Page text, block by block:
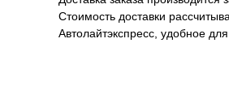
Стоимость доставки
Автолайтэкспресс, удобное для